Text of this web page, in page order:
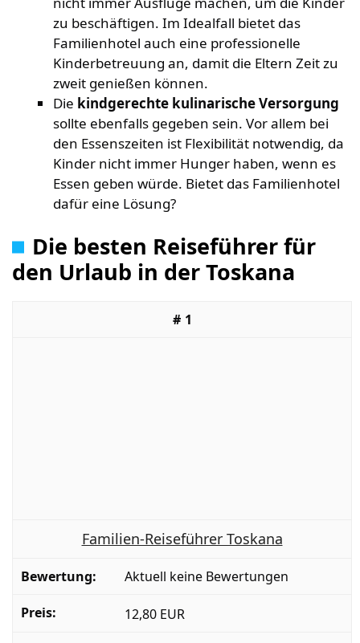
zu beschäftigen. Im Idealfall bietet das
Familienhotel auch eine professionelle
Kinderbetreuung an, damit die Eltern Zeit zu
zweit genießen können.
Die kindgerechte kulinarische Versorgung
sollte ebenfalls gegeben sein. Vor allem bei
den Essenszeiten ist Flexibilität notwendig, da
Kinder nicht immer Hunger haben, wenn es
Essen geben würde. Bietet das Familienhotel
dafür eine Lösung?
Die besten Reiseführer für
den Urlaub in der Toskana
1
Familien-Reiseführer Toskana
Aktuell keine Bewertungen
12,80 EUR